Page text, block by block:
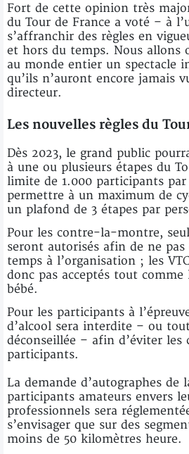
Fort de cette opinion très
du Tour de France a voté – à
s’affranchir des règles en
et hors du temps. Nous allons
au monde entier un spectacle
qu’ils n’auront encore jamais
directeur.
Les nouvelles règles du
Dès 2023, le grand public
à une ou plusieurs étapes du
limite de 1.000 participants par
permettre à un maximum de
un plafond de 3 étapes par
Pour les contre-la-montre,
seront autorisés afin de ne
temps à l’organisation ; les
donc pas acceptés tout
bébé.
Pour les participants à
d’alcool sera interdite – ou
déconseillée – afin d’éviter les
participants.
La demande d’autographes de
participants amateurs envers
professionnels sera
s’envisager que sur des
moins de 50 kilomètres heure.